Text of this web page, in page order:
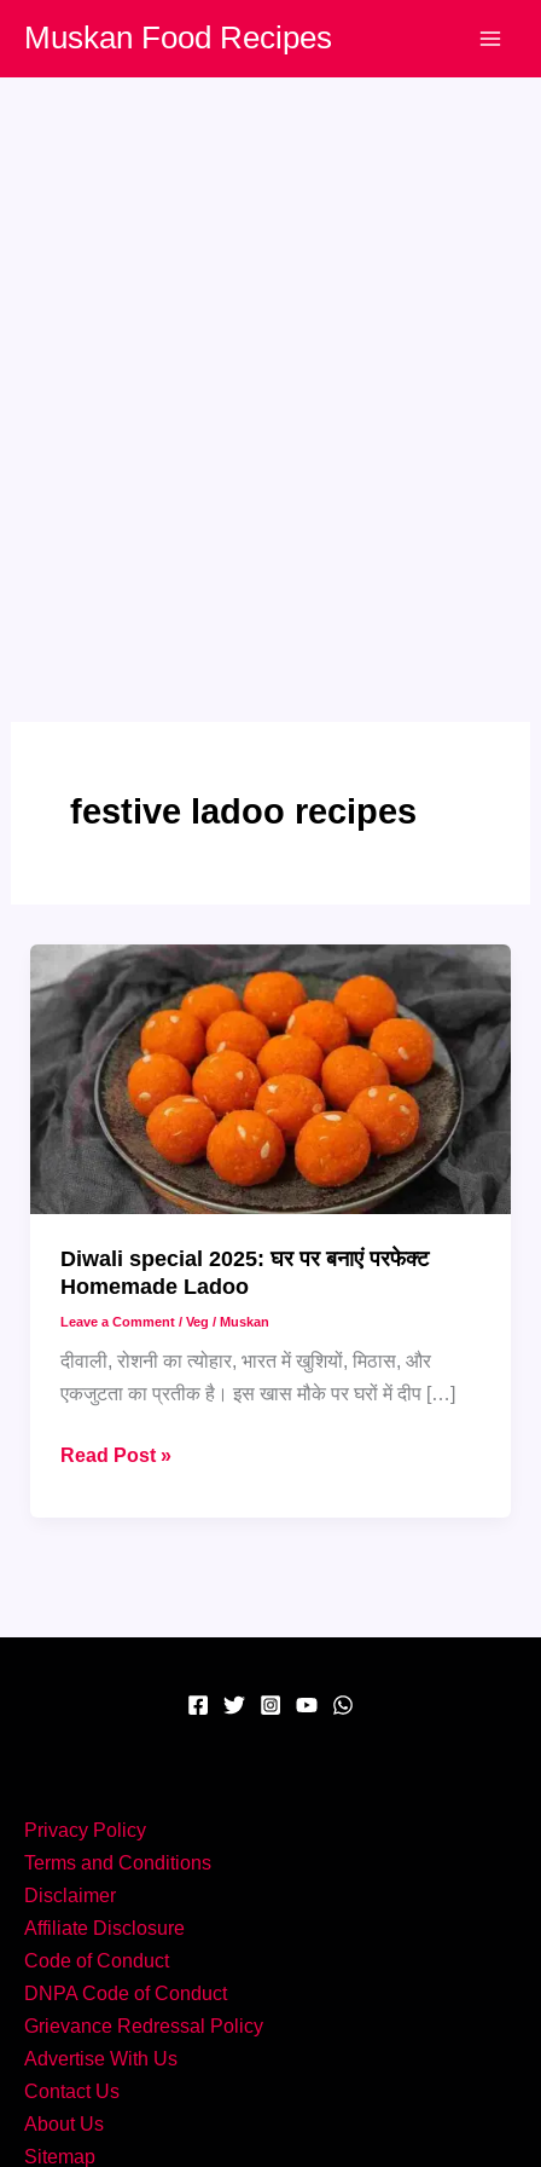
content
Muskan Food Recipes
festive ladoo recipes
Diwali special 2025: घर पर बनाएं परफेक्ट
Homemade Ladoo
Leave a Comment / Veg / Muskan
दीवाली, रोशनी का त्योहार, भारत में खुशियों, मिठास, और
एकजुटता का प्रतीक है। इस खास मौके पर घरों में दीप […]
Diwali
Read Post »
Privacy Policy
Terms and Conditions
Disclaimer
Affiliate Disclosure
Code of Conduct
DNPA Code of Conduct
Grievance Redressal Policy
Advertise With Us
Contact Us
About Us
Sitemap